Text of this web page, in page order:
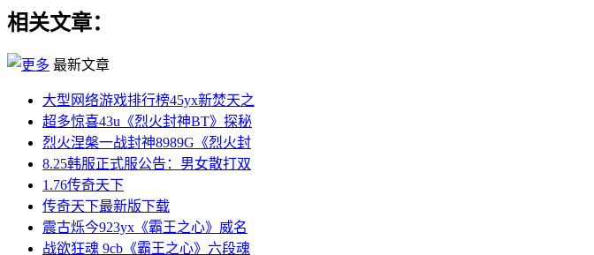
相关文章：
最新文章
大型网络游戏排行榜45yx新焚天之
超多惊喜43u《烈火封神BT》探秘
烈火涅槃一战封神8989G《烈火封
8.25韩服正式服公告：男女散打双
1.76传奇天下
传奇天下最新版下载
震古烁今923yx《霸王之心》威名
战欲狂魂 9cb《霸王之心》六段魂